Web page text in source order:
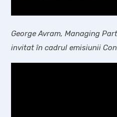
George Avram, Managing
invitat în cadrul emisiunii